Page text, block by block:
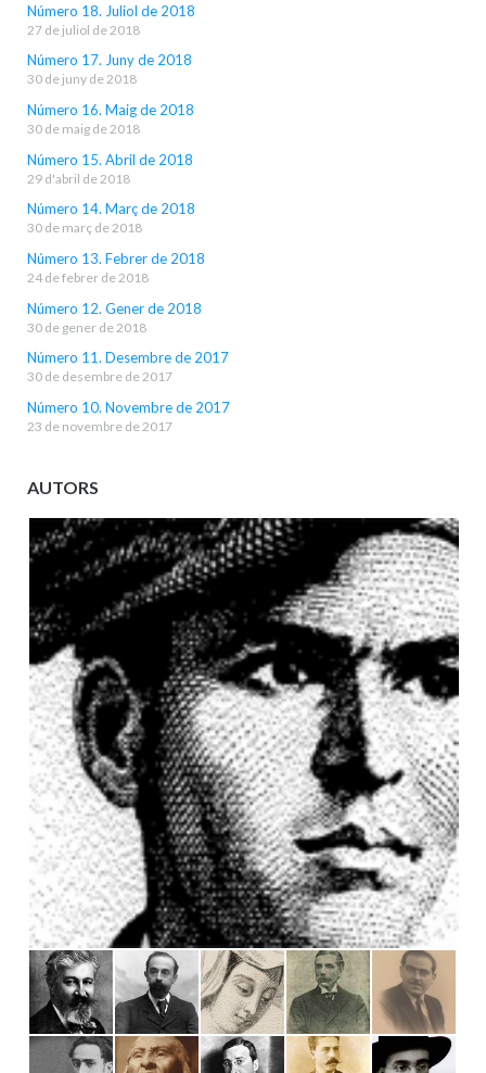
Número 18. Juliol de 2018
27 de juliol de 2018
Número 17. Juny de 2018
30 de juny de 2018
Número 16. Maig de 2018
30 de maig de 2018
Número 15. Abril de 2018
29 d'abril de 2018
Número 14. Març de 2018
30 de març de 2018
Número 13. Febrer de 2018
24 de febrer de 2018
Número 12. Gener de 2018
30 de gener de 2018
Número 11. Desembre de 2017
30 de desembre de 2017
Número 10. Novembre de 2017
23 de novembre de 2017
AUTORS